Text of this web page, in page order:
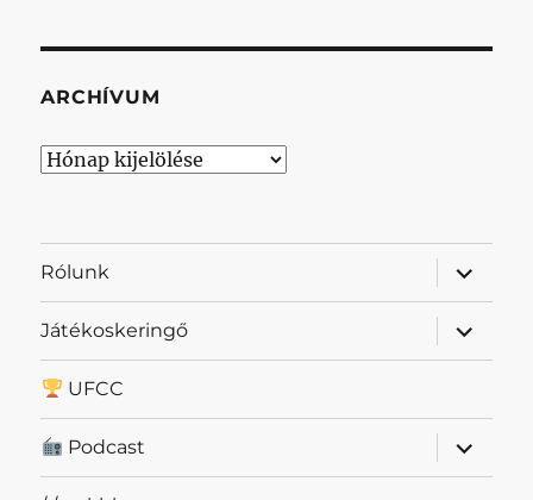
ARCHÍVUM
Archívum
Rólunk
almenü
Játékoskeringő
almenü
UFCC
Podcast
almenü